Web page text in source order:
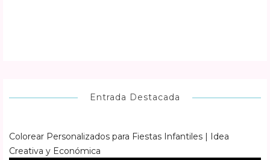
Entrada Destacada
Colorear Personalizados para Fiestas Infantiles | Idea
Creativa y Económica